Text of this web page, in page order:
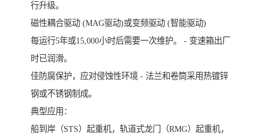
行升级。
磁性耦合驱动 (MAG驱动)或变频驱动 (智能驱动)
每运行5年或15,000小时后需要一次维护。 - 变速箱出厂
时已润滑。
佳防腐保护，应对侵蚀性环境 - 法兰和卷筒采用热镀锌
钢或不锈钢制成。
典型应用：
船到岸（STS）起重机，轨道式龙门（RMG）起重机，